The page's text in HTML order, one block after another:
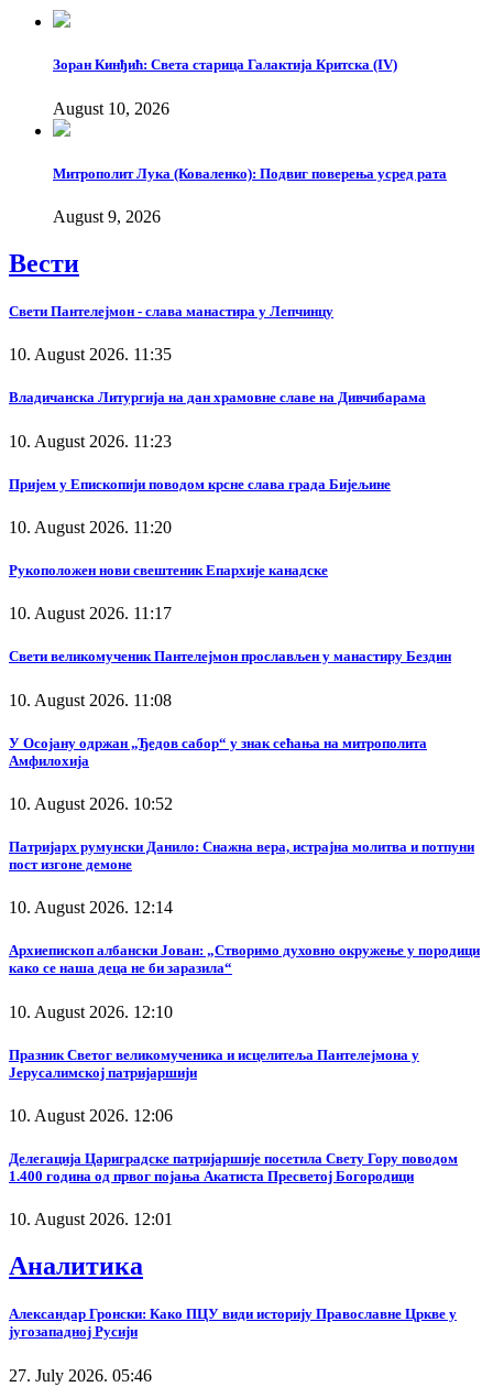
Зоран Кинђић: Света старица Галактија Критска (IV)
August 10, 2026
Митрополит Лука (Коваленко): Подвиг поверења усред рата
August 9, 2026
Вести
Свети Пантелејмон - слава манастира у Лепчинцу
10. August 2026. 11:35
Владичанска Литургија на дан храмовне славе на Дивчибарама
10. August 2026. 11:23
Пријем у Епископији поводом крсне слава града Бијељине
10. August 2026. 11:20
Рукоположен нови свештеник Епархије канадске
10. August 2026. 11:17
Свети великомученик Пантелејмон прослављен у манастиру Бездин
10. August 2026. 11:08
У Осојану одржан „Ђедов сабор“ у знак сећања на митрополита
Амфилохија
10. August 2026. 10:52
Патријарх румунски Данило: Снажна вера, истрајна молитва и потпуни
пост изгоне демоне
10. August 2026. 12:14
Архиепископ албански Јован: „Створимо духовно окружење у породици
како се наша деца не би заразила“
10. August 2026. 12:10
Празник Светог великомученика и исцелитеља Пантелејмона у
Јерусалимској патријаршији
10. August 2026. 12:06
Делегација Цариградске патријаршије посетила Свету Гору поводом
1.400 година од првог појања Акатиста Пресветој Богородици
10. August 2026. 12:01
Аналитика
Александар Гронски: Како ПЦУ види историју Православне Цркве у
југозападној Русији
27. July 2026. 05:46